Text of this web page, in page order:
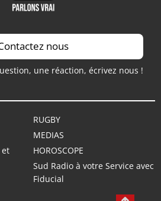
nous
une réaction, écrivez nous !
RUGBY
MEDIAS
et
HOROSCOPE
Sud Radio à votre Service avec
Fiducial